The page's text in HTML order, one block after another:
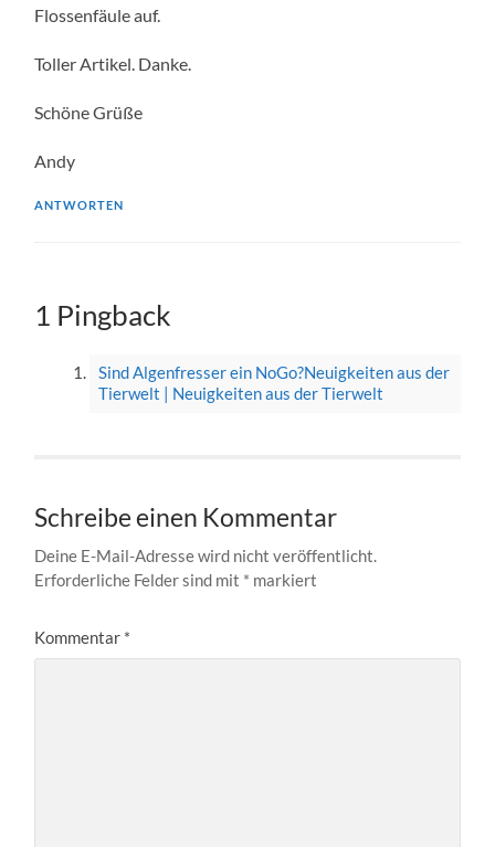
Flossenfäule auf.
Toller Artikel. Danke.
Schöne Grüße
Andy
ANTWORTEN
1 Pingback
Sind Algenfresser ein NoGo?Neuigkeiten aus der
Tierwelt | Neuigkeiten aus der Tierwelt
Schreibe einen Kommentar
Deine E-Mail-Adresse wird nicht veröffentlicht.
Erforderliche Felder sind mit * markiert
Kommentar *